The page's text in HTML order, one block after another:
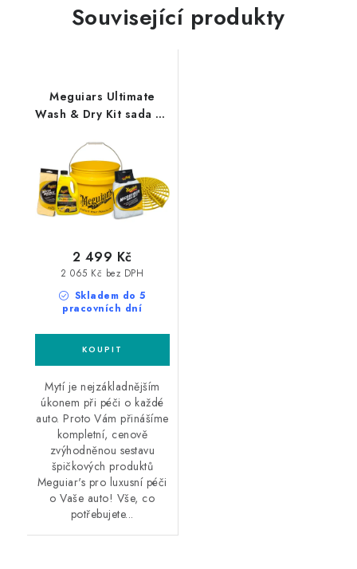
Související produkty
Meguiars Ultimate
Wash & Dry Kit sada na
Skladem do 5
pracovních dní
2 065 Kč bez DPH
2 499 Kč
Mytí je nejzákladnějším
úkonem při péči o každé
auto. Proto Vám přinášíme
kompletní, cenově
zvýhodněnou sestavu
špičkových produktů
Meguiar's pro luxusní péči
o Vaše auto! Vše, co
potřebujete...